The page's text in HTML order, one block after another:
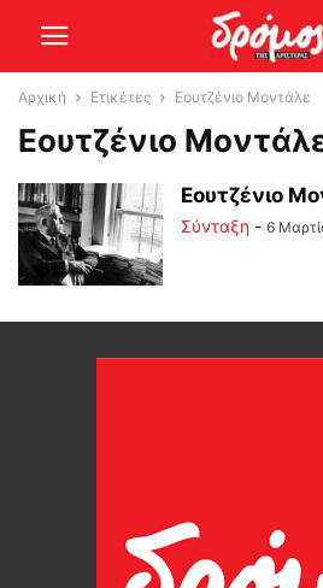
Αρχική Ετικέτες Εουτζένιο Μοντάλε
Εουτζένιο
Εουτζένιο
Σύνταξη - 6